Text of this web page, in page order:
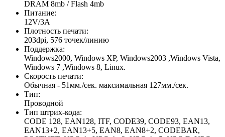
DRAM 8mb / Flash 4mb
Питание:
12V/3A
Плотность печати:
203dpi, 576 точек/линию
Поддержка:
Windows2000, Windows XP, Windows2003 ,Windows Vista,
Windows 7 ,Windows 8, Linux.
Скорость печати:
Обычная - 51мм./сек. максимальная 127мм./сек.
Тип:
Проводной
Тип штрих-кода:
CODE 128, EAN128, ITF, CODE39, CODE93, EAN13,
EAN13+2, EAN13+5, EAN8, EAN8+2, CODEBAR,